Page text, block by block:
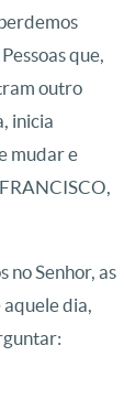
que,
outro
inicia
mudar e
no Senhor, as
aquele dia,